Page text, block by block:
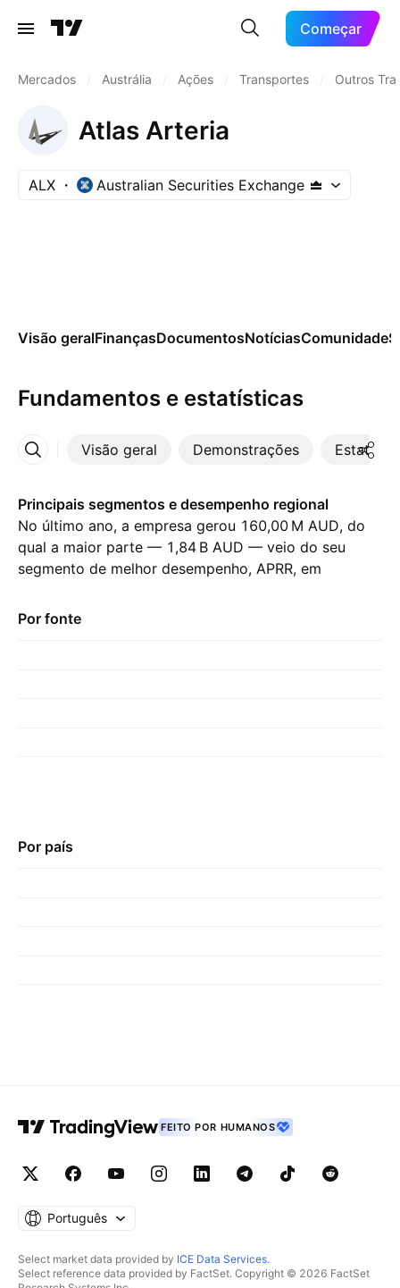
Começar
Mercados Austrália Ações Transportes Outros
Atlas Arteria
ALX Australian Securities Exchange
Visão geralFinançasDocumentosNotíciasComunidade
Fundamentos e estatísticas
Visão geral Demonstrações
Mais
Principais segmentos e desempenho regional
No último ano, a empresa gerou ‪160,00 M‬ AUD, do
qual a maior parte — ‪1,84 B‬ AUD — veio do seu
segmento de melhor desempenho, APRR, em
maior contribuição veio de França, que representou
Por fonte
Por país
FEITO POR HUMANOS
Português
Select market data provided by ICE Data Services.
Select reference data provided by FactSet. Copyright © 2026 FactSet